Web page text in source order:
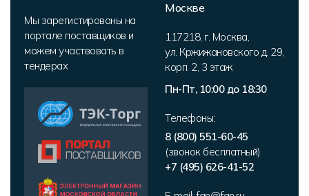
Мы зарегистированы на
портале поставщиков и
можем участвовать в
тендерах
Москве
117218, г. Москва,
ул. Кржижановского д. 29,
корп. 2, 3 этаж
Пн-Пт, 10:00 до 18:30
Телефоны:
8 (800) 551-60-45
(звонок бесплатный)
+7 (495) 626-41-52